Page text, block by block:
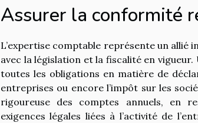
Assurer la conformité
L’expertise comptable représente un
avec la législation et la fiscalité en
toutes les obligations en matière de
entreprises ou encore l’impôt sur les
rigoureuse des comptes annuels, en
exigences légales liées à l’activité de